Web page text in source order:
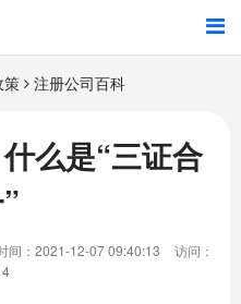
策 注册公司百科
么是“三证合
间：2021-12-07 09:40:13
访问：